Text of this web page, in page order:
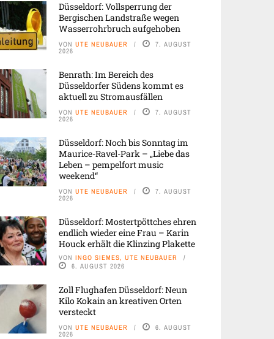
Düsseldorf: Vollsperrung der
Bergischen Landstraße wegen
Wasserrohrbruch aufgehoben
VON UTE NEUBAUER 7. AUGUST
2026
Benrath: Im Bereich des
Düsseldorfer Südens kommt es
aktuell zu Stromausfällen
VON UTE NEUBAUER 7. AUGUST
2026
Düsseldorf: Noch bis Sonntag im
Maurice-Ravel-Park – „Liebe das
Leben – pempelfort music
weekend“
VON UTE NEUBAUER 7. AUGUST
2026
Düsseldorf: Mostertpöttches ehren
endlich wieder eine Frau – Karin
Houck erhält die Klinzing Plakette
VON INGO SIEMES, UTE NEUBAUER
6. AUGUST 2026
Zoll Flughafen Düsseldorf: Neun
Kilo Kokain an kreativen Orten
versteckt
VON UTE NEUBAUER 6. AUGUST
2026